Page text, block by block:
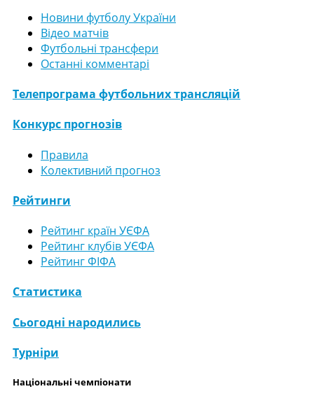
Новини футболу України
Відео матчів
Футбольні трансфери
Останні комментарі
Телепрограма футбольних трансляцій
Конкурс прогнозів
Правила
Колективний прогноз
Рейтинги
Рейтинг країн УЄФА
Рейтинг клубів УЄФА
Рейтинг ФІФА
Статистика
Сьогодні народились
Турніри
Національні чемпіонати